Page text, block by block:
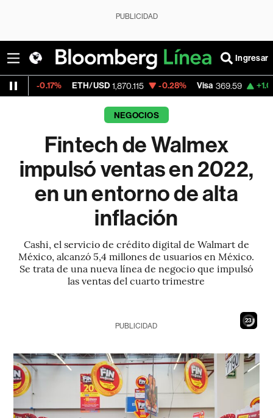
PUBLICIDAD
Ingresar
ETH/USD 1,870.115 -0.28% Visa 369.59 +1.07%
NEGOCIOS
Fintech de Walmex
impulsó ventas en 2022,
en un entorno de alta
inflación
Cashi, el servicio de crédito digital de Walmart de
México, alcanzó 5,4 millones de usuarios en México.
Se trata de una nueva línea de negocio que impulsó
las ventas del cuarto trimestre
22
PUBLICIDAD